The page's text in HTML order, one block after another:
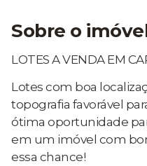
Sobre o
LOTES A VENDA EM
Lotes com boa
topografia favorável
ótima oportunidade
em um imóvel com
essa chance!